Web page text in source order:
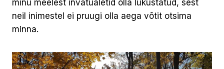
minu meelest invatualetid olla lukustatud, sest
neil inimestel ei pruugi olla aega võtit otsima
minna.